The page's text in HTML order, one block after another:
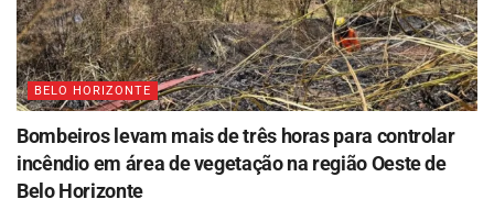
BELO HORIZONTE
Bombeiros levam mais de três horas para controlar
incêndio em área de vegetação na região Oeste de
Belo Horizonte